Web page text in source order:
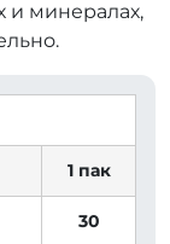
и минералах,
1 пак
30